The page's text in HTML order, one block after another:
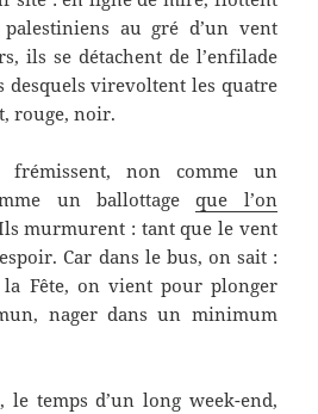
au gré d’un vent
ils se détachent de l’enfilade
desquels virevoltent les quatre
rouge, noir.
frémissent, non comme un
un ballottageque l’on
murmurent : tant que le vent
Car dans le bus, on sait :
la Fête, on vient pour plonger
nager dans un minimum
temps d’un long week-end,